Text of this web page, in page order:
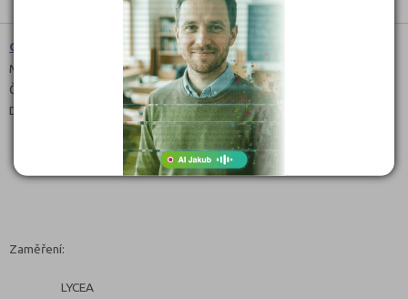
Obchodní akademie (6341M02)
Maturitní
Čeština
Denní, Dálkové
Zaměření:
LYCEA